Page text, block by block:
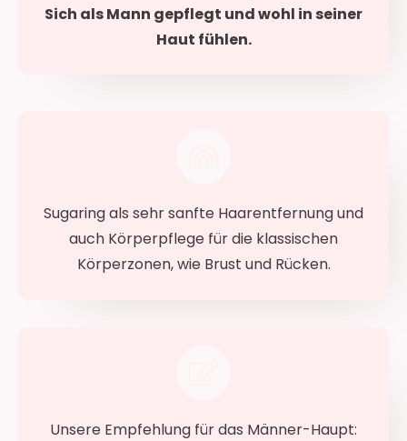
Sich als Mann gepflegt und wohl in seiner
Haut fühlen.
Sugaring als sehr sanfte Haarentfernung und
auch Körperpflege für die klassischen
Körperzonen, wie Brust und Rücken.
Unsere Empfehlung für das Männer-Haupt: